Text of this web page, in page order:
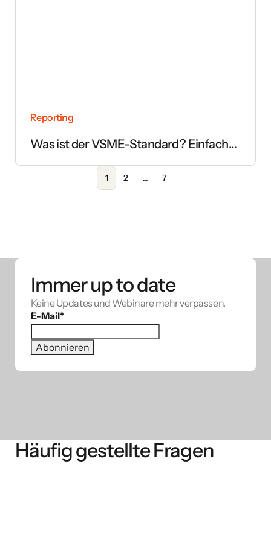
Reporting
Was ist der VSME-Standard? Einfach
1 2 ... 7
Immer up to date
Keine Updates und Webinare mehr verpassen.
E-Mail*
Häufig gestellte Fragen